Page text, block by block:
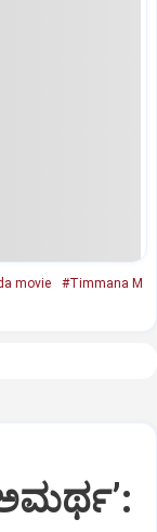
movie
#Timmana M